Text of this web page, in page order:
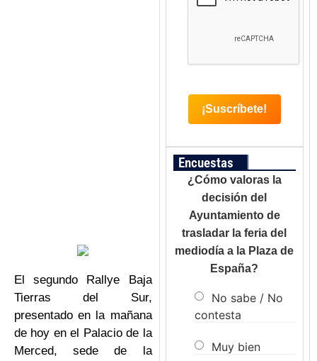
El segundo Rallye Baja
Tierras del Sur,
presentado en la mañana
de hoy en el Palacio de la
Merced, sede de la
Encuestas
¿Cómo valoras la
decisión del
Ayuntamiento de
trasladar la feria del
mediodía a la Plaza de
España?
No sabe / No
contesta
Muy bien